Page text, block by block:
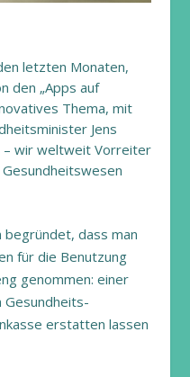
letzten Monaten,
den „Apps auf
Thema, mit
Jens
– wir weltweit Vorreiter
dass man
für die Benutzung
genommen: einer
Gesundheits-
erstatten lassen